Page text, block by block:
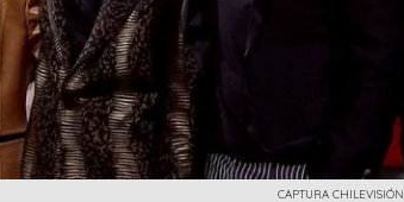
CAPTURA CHILEVISIÓN